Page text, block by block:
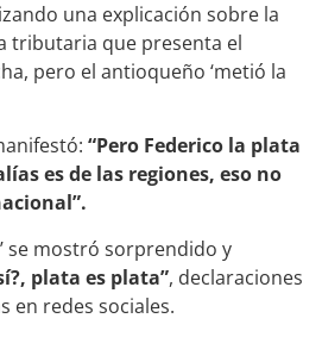
una explicación sobre la
tributaria que presenta el
pero el antioqueño ‘metió la
“Pero Federico la plata
es de las regiones, eso no
se mostró sorprendido y
plata es plata”, declaraciones
en redes sociales.